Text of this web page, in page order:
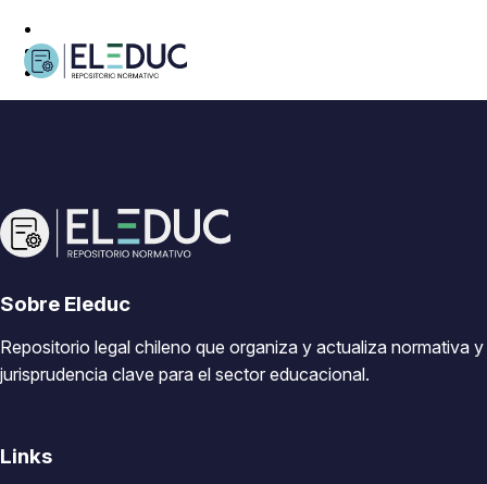
Sobre Eleduc
Repositorio legal chileno que organiza y actualiza normativa y
jurisprudencia clave para el sector educacional.
Links